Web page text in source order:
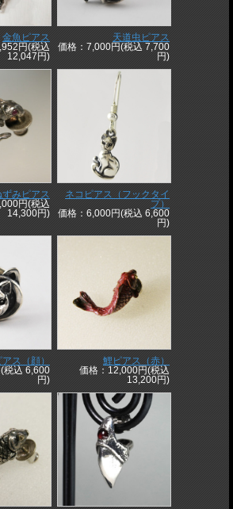
金魚ピアス
円(税込
12,047円)
天道虫ピアス
価格：7,000円(税込 7,700
円)
ずみピアス
円(税込
14,300円)
ネコピアス（フックタイ
プ）
価格：6,000円(税込 6,600
円)
ス（顔）
税込 6,600
円)
鯉ピアス（赤）
価格：12,000円(税込
13,200円)